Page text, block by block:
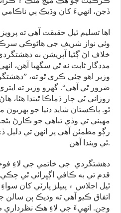
ڏجن، انهيءَ کان وڌيڪ ٻي
اها تسليم ٿيل حقيقت آهي ته
وٺي نواز شريف جي هاڻوڪي
خلاف اڻ ڳڻيا آپريشن به
مددگار ثابت نه ٿي سگهيا آهن،
وزير اهو چئي ڪري ٿو ته،
ضرور ٿي آهي“. گھرو وزير ته
روزاني ٽي چار ڌماڪا ٿيندا
ٿو. پاڪستان شايد دنيا جو
مهيني تي وڏي تباهي جو ڪارڻ
رڳو مطمئن آهي پر انهن تي دليل
ٿي ويندا آهن.
دهشتگردي جي خاتمي جي لاءِ
قدم تي به ڪافي اڳڀرائي ٿي
ٿيل اجلاس ۾ پيپلز پارٽي کان
اتفاق ڪيو آهي ته وڌيڪ ٻن سالن
وڃن. انهيءَ جي لاءِ هڪ نظرداري